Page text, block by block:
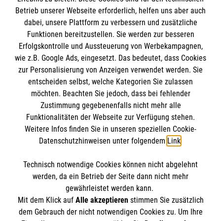
IBAN: DE10 3706 0120 1201 2000 12
BIC: GENODED 1PA7
Newsletter abonnieren
Cookies verwalten|AGB|Impressum|Datenschutz
Barrierefreiheit |Kontakt| Sharepoint|Mediathek
Betrieb unserer Webseite erforderlich, helfen uns aber auch
dabei, unsere Plattform zu verbessern und zusätzliche
Funktionen bereitzustellen. Sie werden zur besseren
Erfolgskontrolle und Aussteuerung von Werbekampagnen,
wie z.B. Google Ads, eingesetzt. Das bedeutet, dass Cookies
zur Personalisierung von Anzeigen verwendet werden. Sie
entscheiden selbst, welche Kategorien Sie zulassen
möchten. Beachten Sie jedoch, dass bei fehlender
Zustimmung gegebenenfalls nicht mehr alle
Funktionalitäten der Webseite zur Verfügung stehen.
Weitere Infos finden Sie in unseren speziellen Cookie-
Datenschutzhinweisen unter folgendem Link.
Technisch notwendige Cookies können nicht abgelehnt
werden, da ein Betrieb der Seite dann nicht mehr
gewährleistet werden kann.
Mit dem Klick auf Alle akzeptierenstimmen Sie zusätzlich
dem Gebrauch der nicht notwendigen Cookies zu. Um Ihre